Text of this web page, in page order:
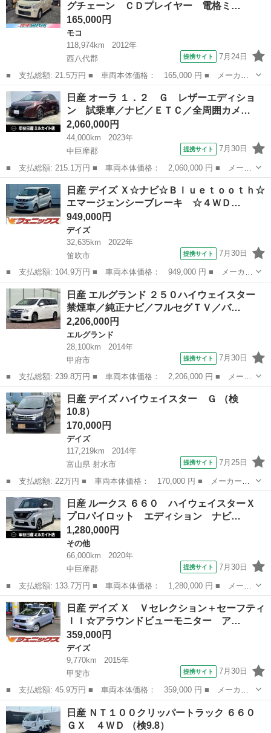
ー ベン...
グチェーン ＣＤプレイヤー 電格ミ…
165,000円
モコ
118,974km
2012年
西八代郡
提携サイト 7月24日
■ 支払総額: 21.5万円 ■ 車両本体価格： 165,000 円 ■ メーカー
名： 日産 ■ 車種名： モコ ■ グレード名： Ｓ キーレスエン
トリー タイミングチェーン ＣＤプレイヤー 電格ミラー パワー
ウインドウ ...
山梨 西八代郡
日産 オーラ １．２ Ｇ レザーエディショ
ン 試乗車／ナビ／ＥＴＣ／全周囲カメ…
2,060,000円
44,000km
2023年
中巨摩郡
提携サイト 7月30日
■ 支払総額: 215.1万円 ■ 車両本体価格： 2,060,000 円 ■ メーカ
ー名： 日産 ■ 車種名： オーラ ■ グレード名： １．２ Ｇ
レザーエディション 試乗車／ナビ／ＥＴＣ／全周囲カメラ／衝突軽
減ブレー...
山梨 中巨摩郡 日産
日産 デイズ Ｘ☆ナビ☆Ｂｌｕｅｔｏｏｔｈ☆
エマージェンシーブレーキ ☆４ＷＤ…
949,000円
デイズ
32,635km
2022年
笛吹市
提携サイト 7月30日
■ 支払総額: 104.9万円 ■ 車両本体価格： 949,000 円 ■ メーカー
名： 日産 ■ 車種名： デイズ ■ グレード名： Ｘ☆ナビ☆Ｂｌ
ｕｅｔｏｏｔｈ☆エマージェンシーブレーキ ☆４ＷＤ☆ナビ☆Ｂｌ
ｕｅｔｏｏ...
山梨 笛吹市 デイズ
日産 エルグランド ２５０ハイウェイスター
禁煙車／純正ナビ／フルセグＴＶ／バ…
2,206,000円
エルグランド
28,100km
2014年
甲府市
提携サイト 7月30日
■ 支払総額: 239.8万円 ■ 車両本体価格： 2,206,000 円 ■ メーカ
ー名： 日産 ■ 車種名： エルグランド ■ グレード名： ２５０
ハイウェイスター 禁煙車／純正ナビ／フルセグＴＶ／バックモニタ
ー／後席...
山梨 甲府市 エルグランド
日産 デイズ ハイウェイスター Ｇ （検
10.8）
170,000円
デイズ
117,219km
2014年
富山県 射水市
提携サイト 7月25日
■ 支払総額: 22万円 ■ 車両本体価格： 170,000 円 ■ メーカー
名： 日産 ■ 車種名： デイズ ■ グレード名： ハイウェイスタ
ー Ｇ ■ 排気量： 660cc ■ ドア枚数： 5D ■ ミッション：
CV...
富山 射水市 デイズ
日産 ルークス ６６０ ハイウェイスターＸ
プロパイロット エディション ナビ…
1,280,000円
その他
66,000km
2020年
中巨摩郡
提携サイト 7月30日
■ 支払総額: 133.7万円 ■ 車両本体価格： 1,280,000 円 ■ メーカ
ー名： 日産 ■ 車種名： ルークス ■ グレード名： ６６０ ハ
イウェイスターＸ プロパイロット エディション ナビ／ＥＴＣ／
全周囲カ...
山梨 中巨摩郡 その他
日産 デイズ Ｘ Ｖセレクション＋セーフティ
ＩＩ☆アラウンドビューモニター ア…
359,000円
デイズ
9,770km
2015年
甲斐市
提携サイト 7月30日
■ 支払総額: 45.9万円 ■ 車両本体価格： 359,000 円 ■ メーカー
名： 日産 ■ 車種名： デイズ ■ グレード名： Ｘ Ｖセレクシ
ョン＋セーフティＩＩ☆アラウンドビューモニター アラウンドビュ
ーモニター☆...
山梨 甲斐市 デイズ
日産 ＮＴ１００クリッパートラック ６６０
ＧＸ ４ＷＤ （検9.8）